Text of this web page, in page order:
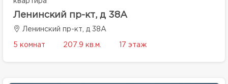
Ленинский пр-кт, д 38А
Ленинский пр-кт, д 38А
5 комнат 207.9 кв.м. 17 этаж